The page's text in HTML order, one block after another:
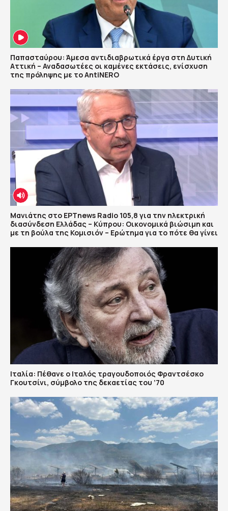
Παπασταύρου: Άμεσα αντιδιαβρωτικά έργα στη Δυτική
Αττική – Αναδασωτέες οι καμένες εκτάσεις, ενίσχυση
της πρόληψης με το AntiNERO
Μανιάτης στο ΕΡΤnews Radio 105,8 για την ηλεκτρική
διασύνδεση Ελλάδας – Κύπρου: Οικονομικά βιώσιμη και
με τη βούλα της Κομισιόν – Ερώτημα για το πότε θα γίνει
Ιταλία: Πέθανε ο Ιταλός τραγουδοποιός Φραντσέσκο
Γκουτσίνι, σύμβολο της δεκαετίας του ’70